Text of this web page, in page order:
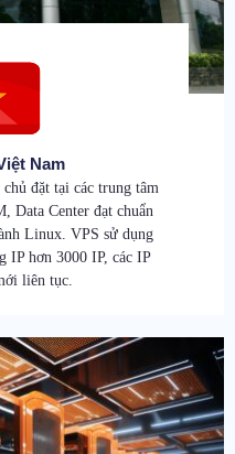
Nam
đặt tại các trung tâm
Data Center đạt chuẩn
Linux. VPS sử dụng
IP hơn 3000 IP, các IP
liên tục.